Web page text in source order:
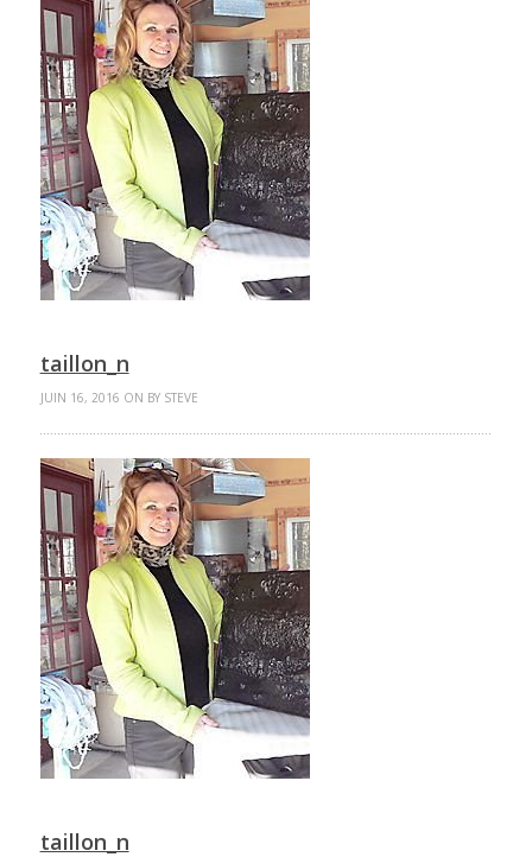
taillon_n
JUIN 16, 2016 ON BY STEVE
taillon_n